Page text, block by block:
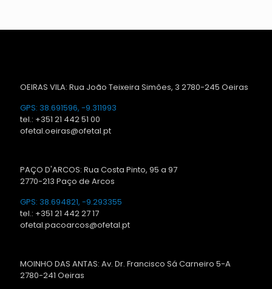
OEIRAS VILA: Rua João Teixeira Simões, 3 2780-245 Oeiras
GPS: 38.691596, -9.311993
tel.: +351 21 442 51 00
ofetal.oeiras@ofetal.pt
PAÇO D'ARCOS: Rua Costa Pinto, 95 a 97
2770-213 Paço de Arcos
GPS: 38.694821, -9.293355
tel.: +351 21 442 27 17
ofetal.pacoarcos@ofetal.pt
MOINHO DAS ANTAS: Av. Dr. Francisco Sá Carneiro 5-A
2780-241 Oeiras